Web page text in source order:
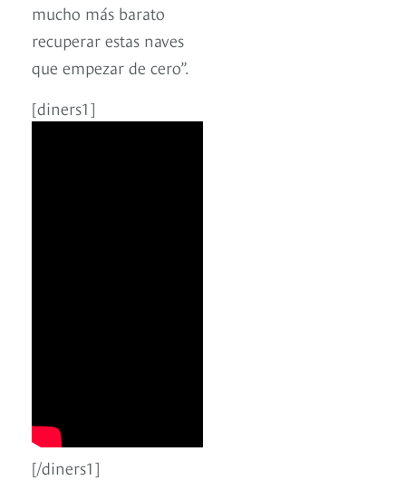
mucho más barato
recuperar estas naves
que empezar de cero”.
[diners1]
[/diners1]